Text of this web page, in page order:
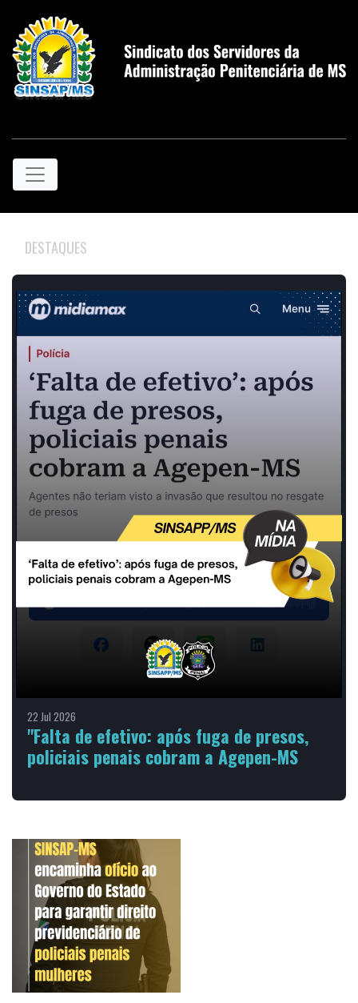
DESTAQUES
22 Jul 2026
"Falta de efetivo: após fuga de presos,
policiais penais cobram a Agepen-MS